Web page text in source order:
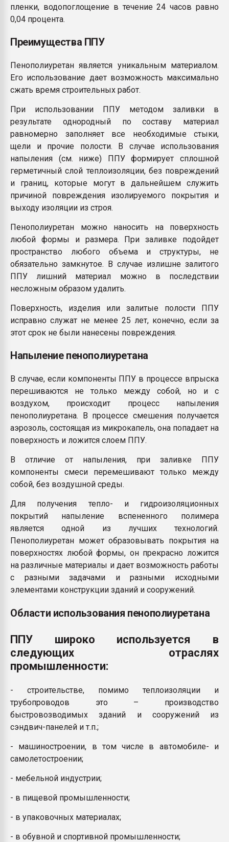
пленки, водопоглощение в течение 24 часов равно
0,04 процента.
Преимущества ППУ
Пенополиуретан является уникальным материалом.
Его использование дает возможность максимально
сжать время строительных работ.
При использовании ППУ методом заливки в
результате однородный по составу материал
равномерно заполняет все необходимые стыки,
щели и прочие полости. В случае использования
напыления (см. ниже) ППУ формирует сплошной
герметичный слой теплоизоляции, без повреждений
и границ, которые могут в дальнейшем служить
причиной повреждения изолируемого покрытия и
выходу изоляции из строя.
Пенополиуретан можно наносить на поверхность
любой формы и размера. При заливке подойдет
пространство любого объема и структуры, не
обязательно замкнутое. В случае излишне залитого
ППУ лишний материал можно в последствии
несложным образом удалить.
Поверхность, изделия или залитые полости ППУ
исправно служат не менее 25 лет, конечно, если за
этот срок не были нанесены повреждения.
Напыление пенополиуретана
В случае, если компоненты ППУ в процессе впрыска
перешиваются не только между собой, но и с
воздухом, происходит процесс напыления
пенополиуретана. В процессе смешения получается
аэрозоль, состоящая из микрокапель, она попадает на
поверхность и ложится слоем ППУ.
В отличие от напыления, при заливке ППУ
компоненты смеси перемешивают только между
собой, без воздушной среды.
Для получения тепло- и гидроизоляционных
покрытий напыление вспененного полимера
является одной из лучших технологий.
Пенополиуретан может образовывать покрытия на
поверхностях любой формы, он прекрасно ложится
на различные материалы и дает возможность работы
с разными задачами и разными исходными
элементами конструкции зданий и сооружений.
Области использования пенополиуретана
ППУ широко используется в
следующих отраслях
промышленности:
- строительстве, помимо теплоизоляции и
трубопроводов это – производство
быстровозводимых зданий и сооружений из
сэндвич-панелей и т.п.;
- машиностроении, в том числе в автомобиле- и
самолетостроении;
- мебельной индустрии;
- в пищевой промышленности;
- в упаковочных материалах;
- в обувной и спортивной промышленности;